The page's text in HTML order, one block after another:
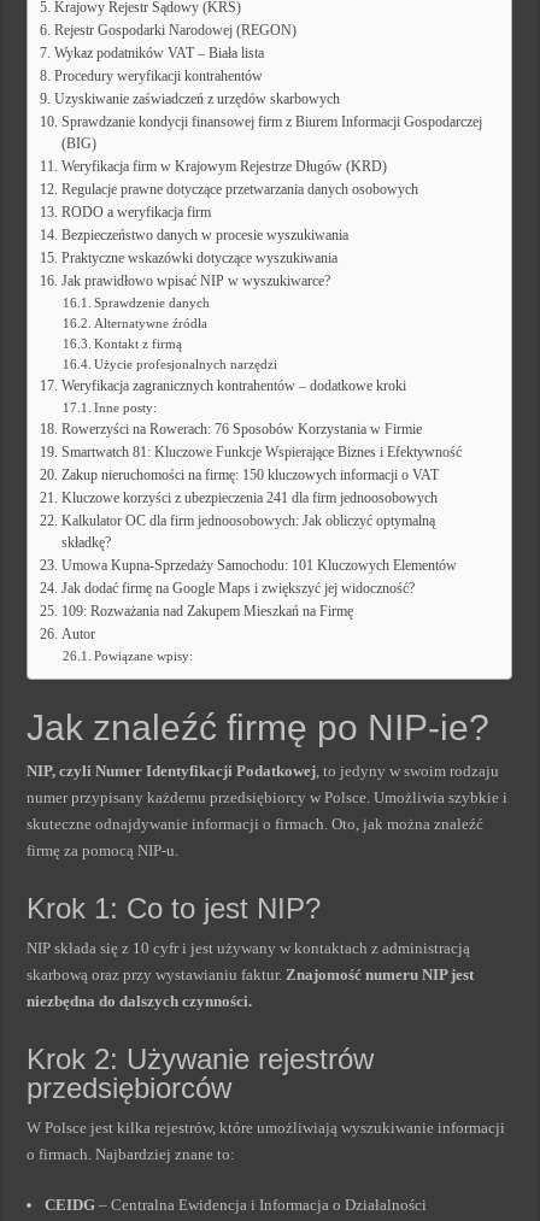
Krajowy Rejestr Sądowy (KRS)
Rejestr Gospodarki Narodowej (REGON)
Wykaz podatników VAT – Biała lista
Procedury weryfikacji kontrahentów
Uzyskiwanie zaświadczeń z urzędów skarbowych
Sprawdzanie kondycji finansowej firm z Biurem Informacji Gospodarczej
(BIG)
Weryfikacja firm w Krajowym Rejestrze Długów (KRD)
Regulacje prawne dotyczące przetwarzania danych osobowych
RODO a weryfikacja firm
Bezpieczeństwo danych w procesie wyszukiwania
Praktyczne wskazówki dotyczące wyszukiwania
Jak prawidłowo wpisać NIP w wyszukiwarce?
Sprawdzenie danych
Alternatywne źródła
Kontakt z firmą
Użycie profesjonalnych narzędzi
Weryfikacja zagranicznych kontrahentów – dodatkowe kroki
Inne posty:
Rowerzyści na Rowerach: 76 Sposobów Korzystania w Firmie
Smartwatch 81: Kluczowe Funkcje Wspierające Biznes i Efektywność
Zakup nieruchomości na firmę: 150 kluczowych informacji o VAT
Kluczowe korzyści z ubezpieczenia 241 dla firm jednoosobowych
Kalkulator OC dla firm jednoosobowych: Jak obliczyć optymalną
składkę?
Umowa Kupna-Sprzedaży Samochodu: 101 Kluczowych Elementów
Jak dodać firmę na Google Maps i zwiększyć jej widoczność?
109: Rozważania nad Zakupem Mieszkań na Firmę
Autor
Powiązane wpisy:
Jak znaleźć firmę po NIP-ie?
NIP, czyli Numer Identyfikacji Podatkowej, to jedyny w swoim rodzaju
numer przypisany każdemu przedsiębiorcy w Polsce. Umożliwia szybkie i
skuteczne odnajdywanie informacji o firmach. Oto, jak można znaleźć
firmę za pomocą NIP-u.
Krok 1: Co to jest NIP?
NIP składa się z 10 cyfr i jest używany w kontaktach z administracją
skarbową oraz przy wystawianiu faktur.Znajomość numeru NIP jest
niezbędna do dalszych czynności.
Krok 2: Używanie rejestrów
przedsiębiorców
W Polsce jest kilka rejestrów, które umożliwiają wyszukiwanie informacji
o firmach. Najbardziej znane to:
CEIDG – Centralna Ewidencja i Informacja o Działalności